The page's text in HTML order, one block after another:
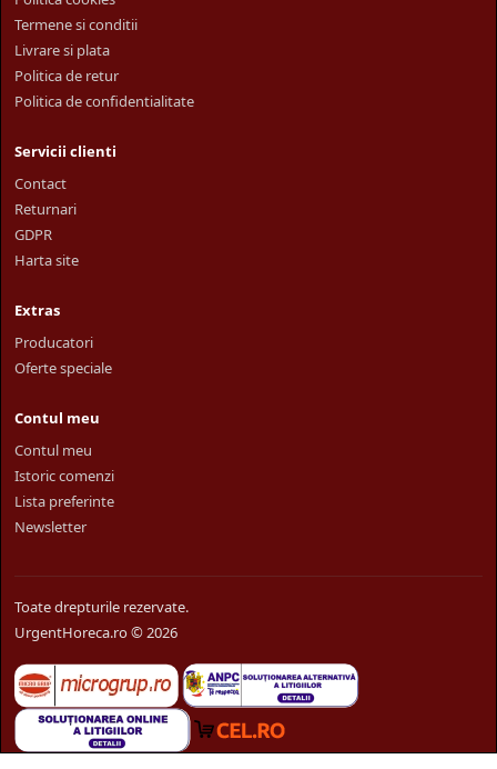
Termene si conditii
Livrare si plata
Politica de retur
Politica de confidentialitate
Servicii clienti
Contact
Returnari
GDPR
Harta site
Extras
Producatori
Oferte speciale
Contul meu
Contul meu
Istoric comenzi
Lista preferinte
Newsletter
Toate drepturile rezervate.
UrgentHoreca.ro © 2026